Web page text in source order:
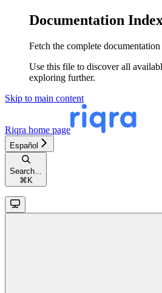
Documentation
Fetch the complete
Use this file to discover all
exploring further.
Skip to main content
Riqra home page
Español
Search...
⌘ K